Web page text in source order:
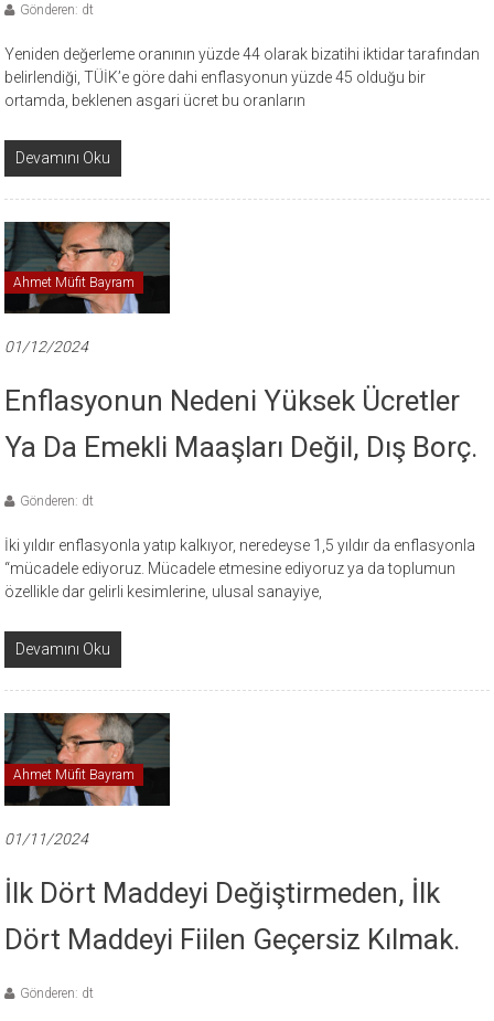
Gönderen: dt
Yeniden değerleme oranının yüzde 44 olarak bizatihi iktidar tarafından
belirlendiği, TÜİK’e göre dahi enflasyonun yüzde 45 olduğu bir
ortamda, beklenen asgari ücret bu oranların
Devamını Oku
Ahmet Müfit Bayram
01/12/2024
Enflasyonun Nedeni Yüksek Ücretler
Ya Da Emekli Maaşları Değil, Dış Borç.
Gönderen: dt
İki yıldır enflasyonla yatıp kalkıyor, neredeyse 1,5 yıldır da enflasyonla
“mücadele ediyoruz. Mücadele etmesine ediyoruz ya da toplumun
özellikle dar gelirli kesimlerine, ulusal sanayiye,
Devamını Oku
Ahmet Müfit Bayram
01/11/2024
İlk Dört Maddeyi Değiştirmeden, İlk
Dört Maddeyi Fiilen Geçersiz Kılmak.
Gönderen: dt